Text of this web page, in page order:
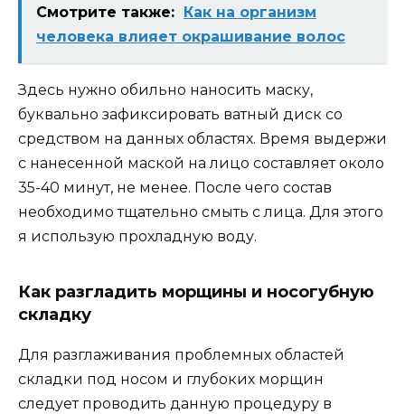
Смотрите также:
Как на организм
человека влияет окрашивание волос
Здесь нужно обильно наносить маску,
буквально зафиксировать ватный диск со
средством на данных областях. Время выдержи
с нанесенной маской на лицо составляет около
35-40 минут, не менее. После чего состав
необходимо тщательно смыть с лица. Для этого
я использую прохладную воду.
Как разгладить морщины и носогубную
складку
Для разглаживания проблемных областей
складки под носом и глубоких морщин
следует проводить данную процедуру в